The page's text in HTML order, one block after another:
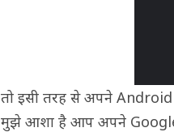
तो इसी तरह से अपने
मुझे आशा है आप अपने